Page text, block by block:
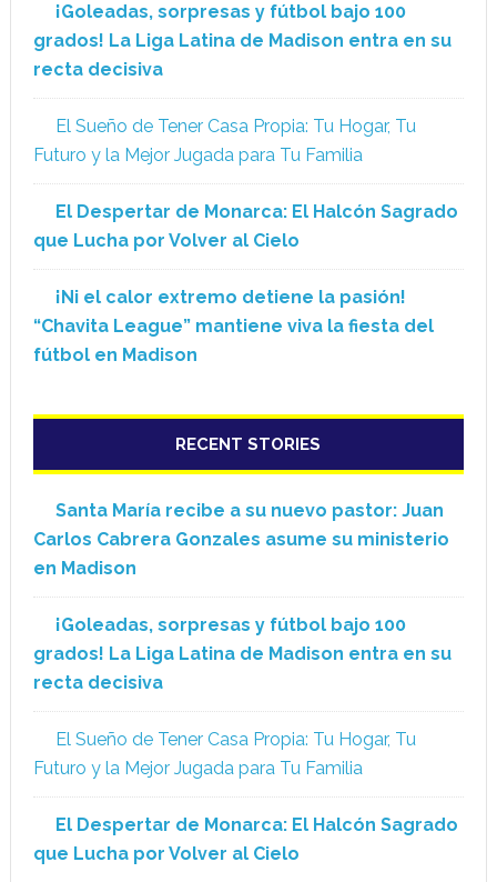
¡Goleadas, sorpresas y fútbol bajo 100
grados! La Liga Latina de Madison entra en su
recta decisiva
El Sueño de Tener Casa Propia: Tu Hogar, Tu
Futuro y la Mejor Jugada para Tu Familia
El Despertar de Monarca: El Halcón Sagrado
que Lucha por Volver al Cielo
¡Ni el calor extremo detiene la pasión!
“Chavita League” mantiene viva la fiesta del
fútbol en Madison
RECENT STORIES
Santa María recibe a su nuevo pastor: Juan
Carlos Cabrera Gonzales asume su ministerio
en Madison
¡Goleadas, sorpresas y fútbol bajo 100
grados! La Liga Latina de Madison entra en su
recta decisiva
El Sueño de Tener Casa Propia: Tu Hogar, Tu
Futuro y la Mejor Jugada para Tu Familia
El Despertar de Monarca: El Halcón Sagrado
que Lucha por Volver al Cielo